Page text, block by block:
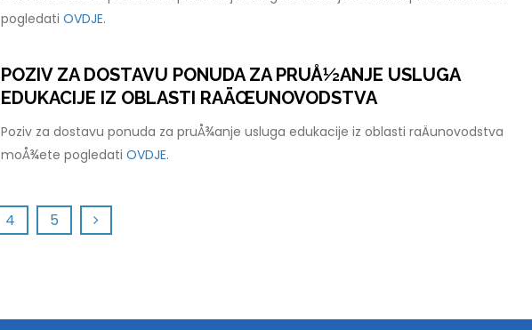
pogledati OVDJE.
POZIV ZA DOSTAVU PONUDA ZA PRUÅ½ANJE USLUGA
EDUKACIJE IZ OBLASTI RAÄŒUNOVODSTVA
Poziv za dostavu ponuda za pruÅ¾anje usluga edukacije iz oblasti raÄunovodstva
moÅ¾ete pogledati OVDJE.
4 5